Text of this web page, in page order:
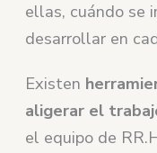
ellas, cuándo se
desarrollar en
Existen
aligerar el
el equipo de